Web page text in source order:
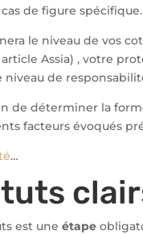
de figure spécifique.
le niveau de vos
Assia) , votre
de
de déterminer la
facteurs évoqués
…
est une étape